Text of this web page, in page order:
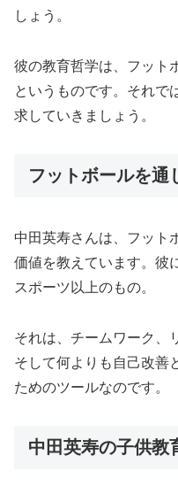
しょう。
彼の教育哲学は、フット
というものです。それで
求していきましょう。
フットボールを通
中田英寿さんは、フット
価値を教えています。彼
スポーツ以上のもの。
それは、チームワーク、
そして何よりも自己改善
ためのツールなのです。
中田英寿の子供教